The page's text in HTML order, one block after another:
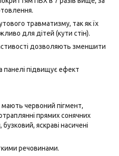
травматизму, так як їх
для дітей (кути стін).
дозволяють зменшити
панелі підвищує ефект
мають червоний пігмент,
прямих сонячних
яскраві насичені
речовинами.